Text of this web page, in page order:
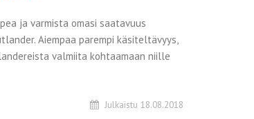
ja varmista omasi saatavuus
Aiempaa parempi käsiteltävyys,
valmiita kohtaamaan niille
Julkaistu 18.08.2018